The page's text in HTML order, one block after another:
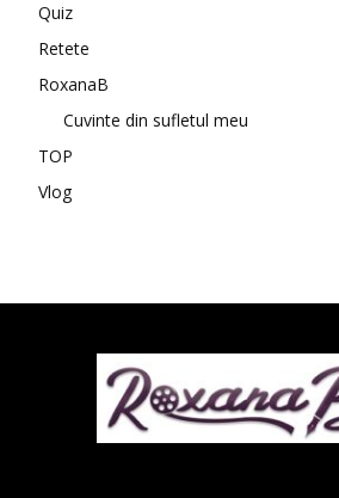
Quiz
Retete
RoxanaB
Cuvinte din sufletul meu
TOP
Vlog